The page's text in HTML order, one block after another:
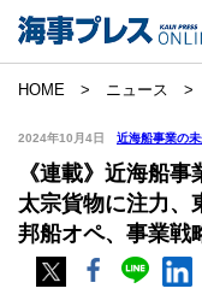
HOME ニュース
2024年10月4日 近海船事業の
《連載》近海船
太宗貨物に注力、
邦船オペ、事業戦